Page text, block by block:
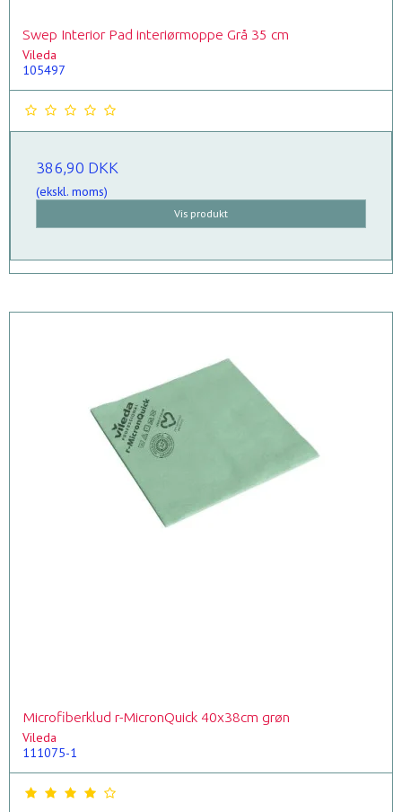
Swep Interior Pad interiørmoppe Grå 35 cm
Vileda
105497
386,90 DKK
(ekskl. moms)
Vis produkt
Microfiberklud r-MicronQuick 40x38cm grøn
Vileda
111075-1